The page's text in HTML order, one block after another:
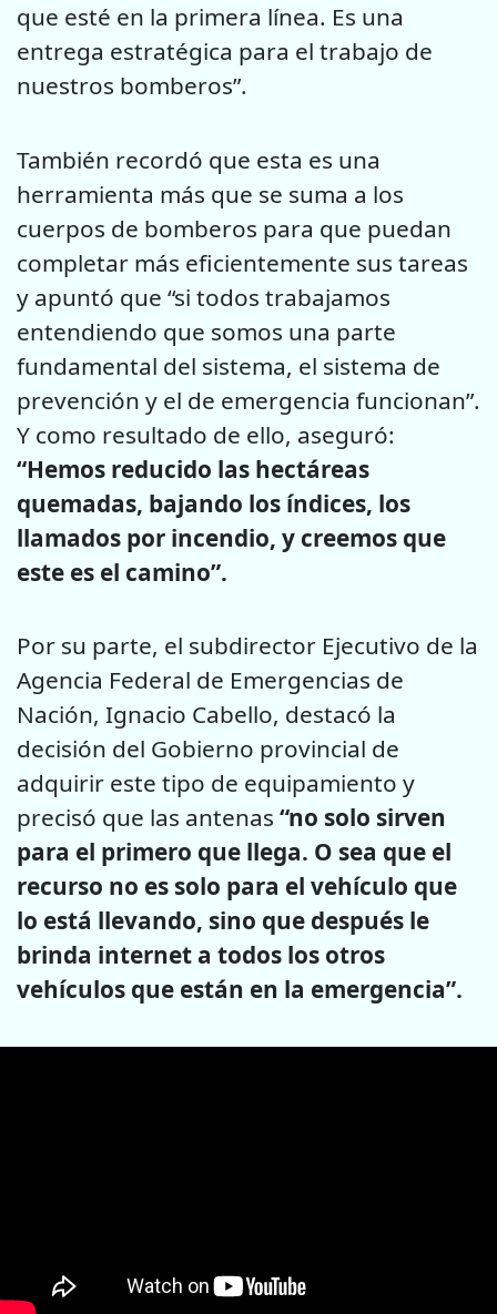
que esté en la primera línea. Es una
entrega estratégica para el trabajo de
nuestros bomberos”.
También recordó que esta es una
herramienta más que se suma a los
cuerpos de bomberos para que puedan
completar más eficientemente sus tareas
y apuntó que “si todos trabajamos
entendiendo que somos una parte
fundamental del sistema, el sistema de
prevención y el de emergencia funcionan”.
Y como resultado de ello, aseguró:
“Hemos reducido las hectáreas
quemadas, bajando los índices, los
llamados por incendio, y creemos que
este es el camino”.
Por su parte, el subdirector Ejecutivo de la
Agencia Federal de Emergencias de
Nación, Ignacio Cabello, destacó la
decisión del Gobierno provincial de
adquirir este tipo de equipamiento y
precisó que las antenas “no solo sirven
para el primero que llega. O sea que el
recurso no es solo para el vehículo que
lo está llevando, sino que después le
brinda internet a todos los otros
vehículos que están en la emergencia”.